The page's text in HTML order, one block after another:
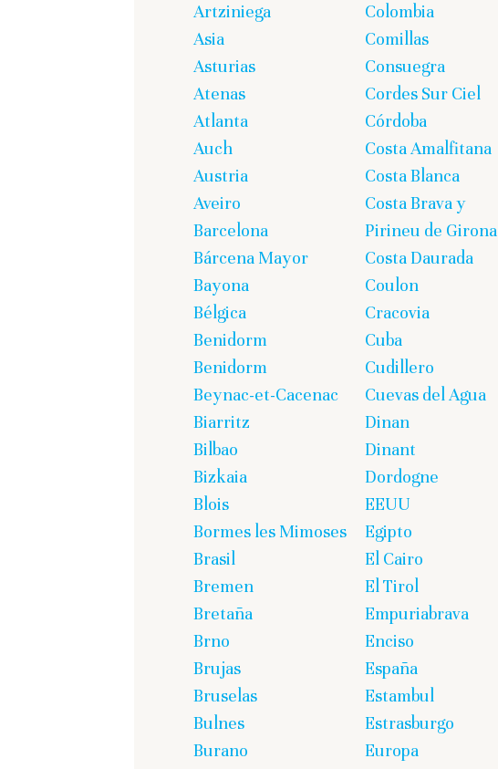
Artziniega
Asia
Asturias
Atenas
Atlanta
Auch
Austria
Aveiro
Barcelona
Bárcena Mayor
Bayona
Bélgica
Benidorm
Benidorm
Beynac-et-Cacenac
Biarritz
Bilbao
Bizkaia
Blois
Bormes les Mimoses
Brasil
Bremen
Bretaña
Brno
Brujas
Bruselas
Bulnes
Burano
Colombia
Comillas
Consuegra
Cordes Sur Ciel
Córdoba
Costa Amalfitana
Costa Blanca
Costa Brava y
Pirineu de Girona
Costa Daurada
Coulon
Cracovia
Cuba
Cudillero
Cuevas del Agua
Dinan
Dinant
Dordogne
EEUU
Egipto
El Cairo
El Tirol
Empuriabrava
Enciso
España
Estambul
Estrasburgo
Europa